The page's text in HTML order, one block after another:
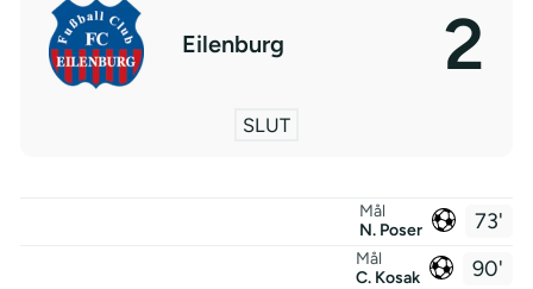
Eilenburg 2
SLUT
73'
Mål
N. Poser
90'
Mål
C. Kosak